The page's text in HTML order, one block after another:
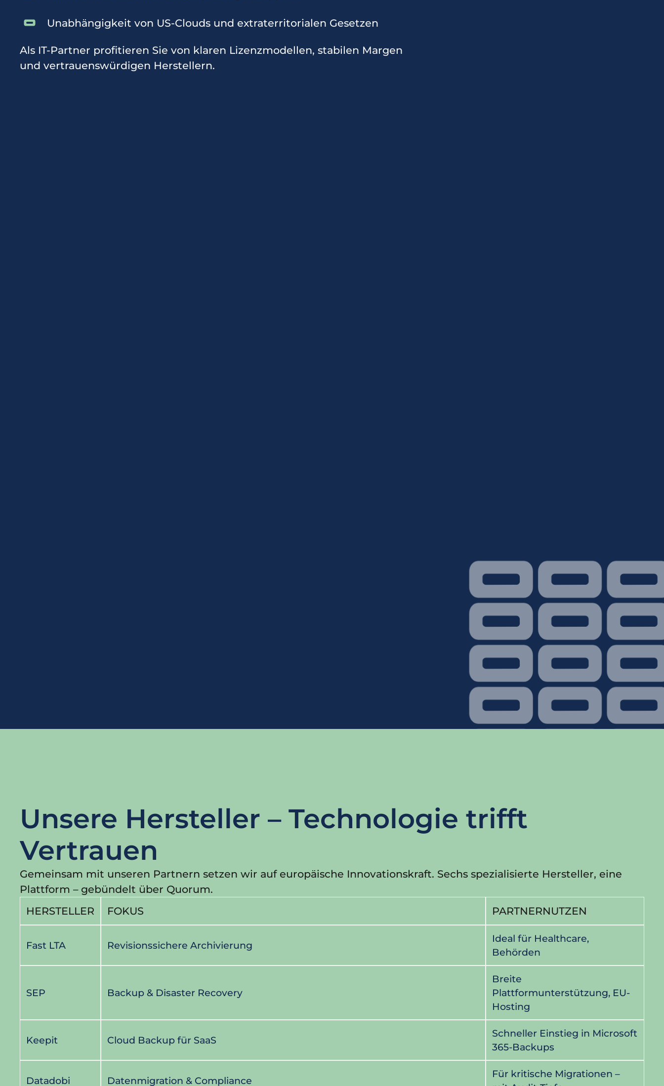
Unabhängigkeit von US-Clouds und extraterritorialen Gesetzen
Als IT-Partner profitieren Sie von klaren Lizenzmodellen, stabilen Margen
und vertrauenswürdigen Herstellern.
Unsere Hersteller – Technologie trifft
Vertrauen
Gemeinsam mit unseren Partnern setzen wir auf europäische Innovationskraft. Sechs spezialisierte Hersteller, eine
Plattform – gebündelt über Quorum.
HERSTELLER
FOKUS PARTNERNUTZEN
Fast LTA Revisionssichere Archivierung
Ideal für Healthcare,
Behörden
SEP Backup & Disaster Recovery
Breite
Plattformunterstützung, EU-
Hosting
Keepit Cloud Backup für SaaS
Schneller Einstieg in Microsoft
365-Backups
Datadobi Datenmigration & Compliance
Für kritische Migrationen –